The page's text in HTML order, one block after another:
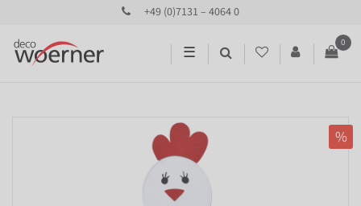
+49 (0)7131 – 4064 0
☰
0
%